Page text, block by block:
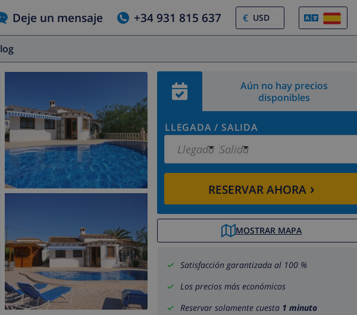
Deje un mensaje +34 931 815 637 €
Blog
Aún no hay precios
disponibles
LLEGADA / SALIDA
Llegada Salida
RESERVAR AHORA ›
MOSTRAR MAPA
Satisfacción garantizada al 100 %
Los precios más económicos
Reservar solamente cuesta 1 minuto